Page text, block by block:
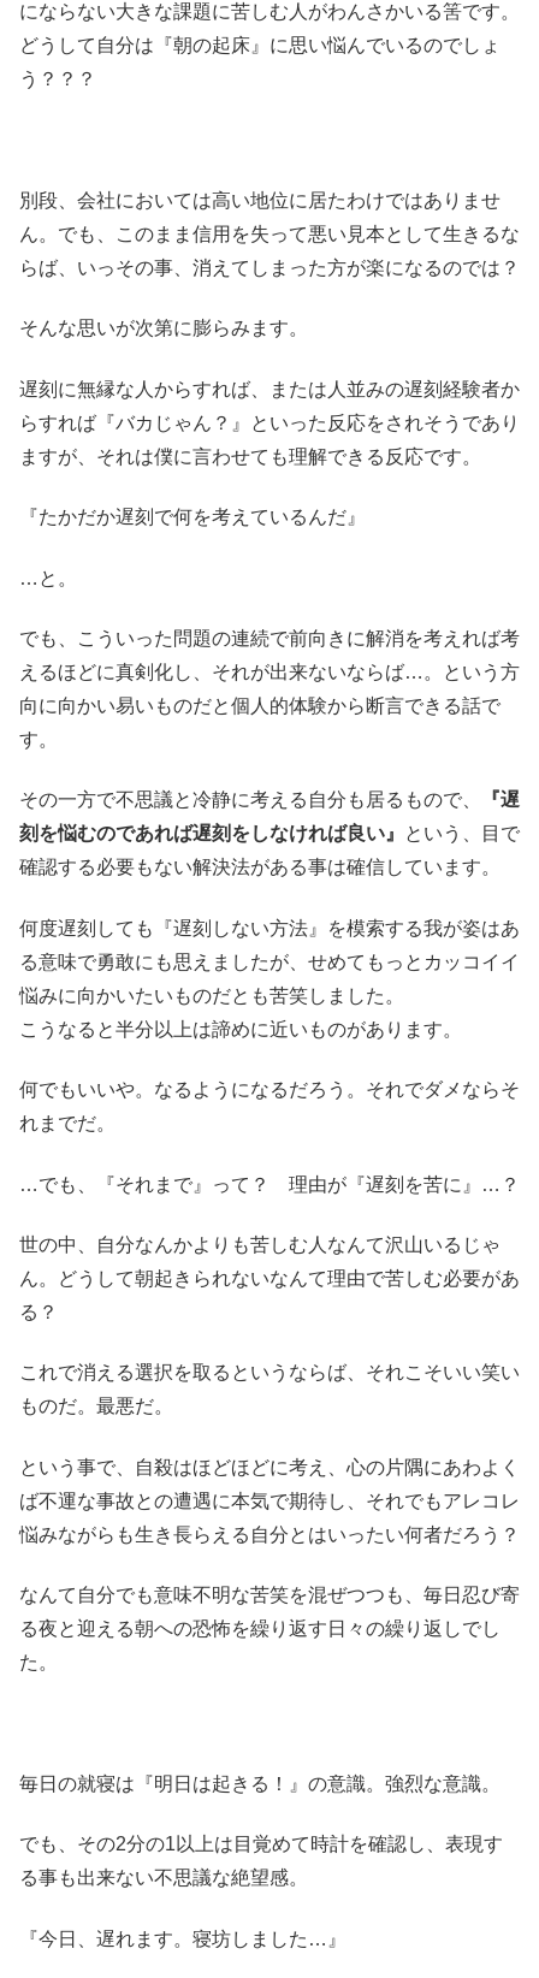
にならない大きな課題に苦しむ人がわんさかいる筈です。
どうして自分は『朝の起床』に思い悩んでいるのでしょ
う？？？
別段、会社においては高い地位に居たわけではありませ
ん。でも、このまま信用を失って悪い見本として生きるな
らば、いっその事、消えてしまった方が楽になるのでは？
そんな思いが次第に膨らみます。
遅刻に無縁な人からすれば、または人並みの遅刻経験者か
らすれば『バカじゃん？』といった反応をされそうであり
ますが、それは僕に言わせても理解できる反応です。
『たかだか遅刻で何を考えているんだ』
…と。
でも、こういった問題の連続で前向きに解消を考えれば考
えるほどに真剣化し、それが出来ないならば…。という方
向に向かい易いものだと個人的体験から断言できる話で
す。
その一方で不思議と冷静に考える自分も居るもので、
『遅
刻を悩むのであれば遅刻をしなければ良い』
という、目で
確認する必要もない解決法がある事は確信しています。
何度遅刻しても『遅刻しない方法』を模索する我が姿はあ
る意味で勇敢にも思えましたが、せめてもっとカッコイイ
悩みに向かいたいものだとも苦笑しました。
こうなると半分以上は諦めに近いものがあります。
何でもいいや。なるようになるだろう。それでダメならそ
れまでだ。
…でも、『それまで』って？ 理由が『遅刻を苦に』…？
世の中、自分なんかよりも苦しむ人なんて沢山いるじゃ
ん。どうして朝起きられないなんて理由で苦しむ必要があ
る？
これで消える選択を取るというならば、それこそいい笑い
ものだ。最悪だ。
という事で、自殺はほどほどに考え、心の片隅にあわよく
ば不運な事故との遭遇に本気で期待し、それでもアレコレ
悩みながらも生き長らえる自分とはいったい何者だろう？
なんて自分でも意味不明な苦笑を混ぜつつも、毎日忍び寄
る夜と迎える朝への恐怖を繰り返す日々の繰り返しでし
た。
毎日の就寝は『明日は起きる！』の意識。強烈な意識。
でも、その2分の1以上は目覚めて時計を確認し、表現す
る事も出来ない不思議な絶望感。
『今日、遅れます。寝坊しました…』